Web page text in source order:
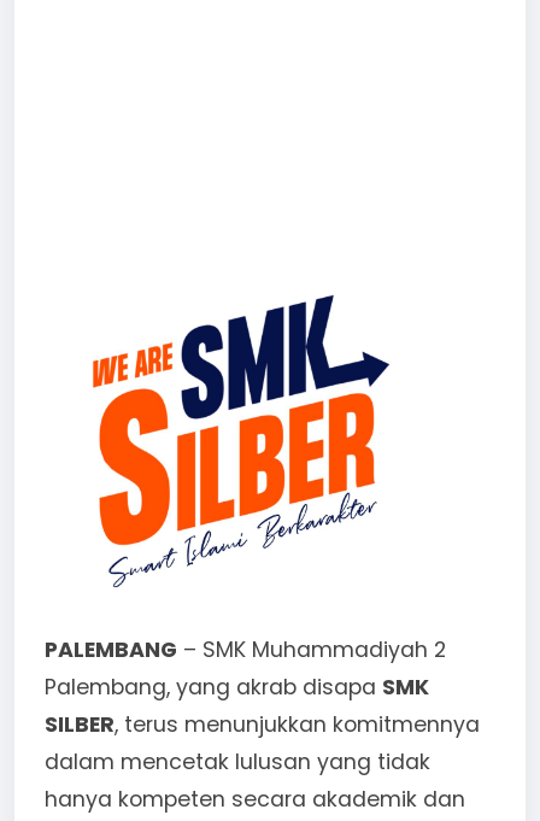
PALEMBANG – SMK Muhammadiyah 2
Palembang, yang akrab disapa SMK
SILBER, terus menunjukkan komitmennya
dalam mencetak lulusan yang tidak
hanya kompeten secara akademik dan